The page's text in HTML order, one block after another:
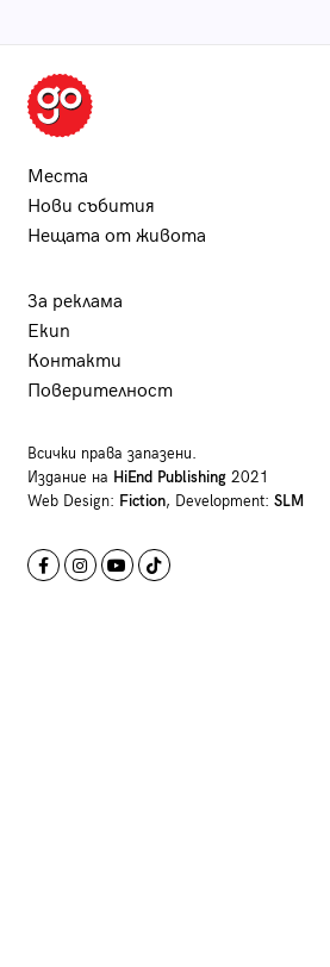
Места
Нови събития
Нещата от живота
За реклама
Екип
Контакти
Поверителност
Всички права запазени.
Издание на HiEnd Publishing2021
Web Design: Fiction, Development: SLM